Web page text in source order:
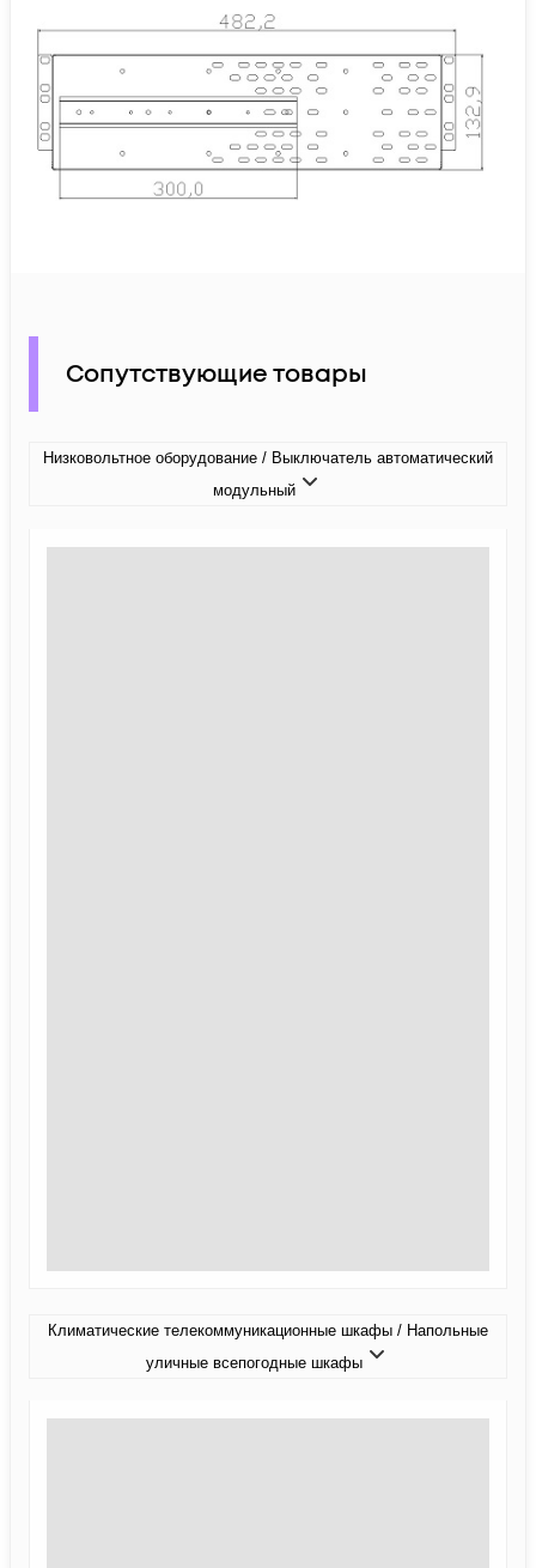
Сопутствующие товары
Низковольтное оборудование / Выключатель автоматический
модульный
Климатические телекоммуникационные шкафы / Напольные
уличные всепогодные шкафы